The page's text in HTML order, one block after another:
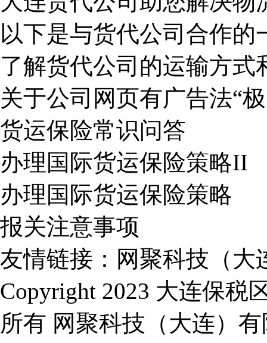
以下是与货代公司合作的
了解货代公司的运输方式
关于公司网页有广告法“
货运保险常识问答
办理国际货运保险策略II
办理国际货运保险策略
报关注意事项
友情链接： 网聚科技（大
Copyright 2023 大连保税
所有 网聚科技（大连）